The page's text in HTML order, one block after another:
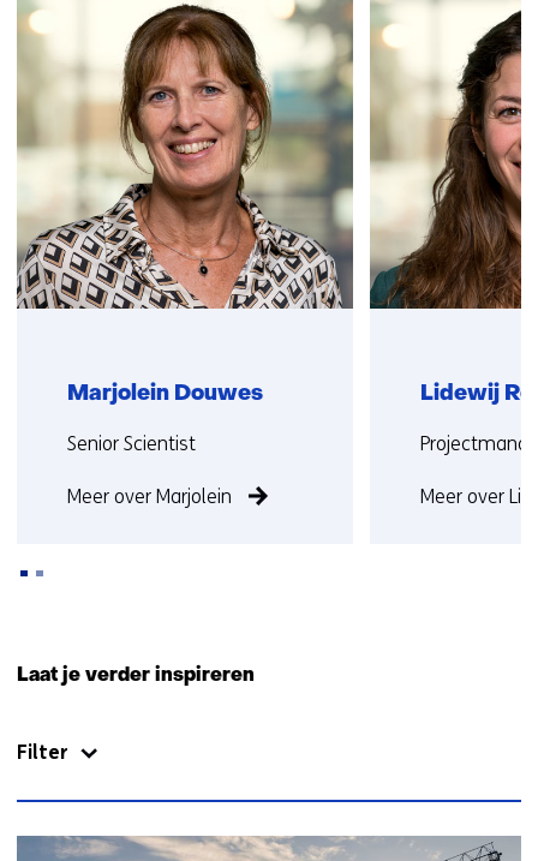
over
(Neem
contact
met
ons
Marjolein Douwes
Functie:
Senior Scientist
Meer over Marjolein
Lidewij
Functie:
Meer over
op)
Laat je verder inspireren
Filter
131